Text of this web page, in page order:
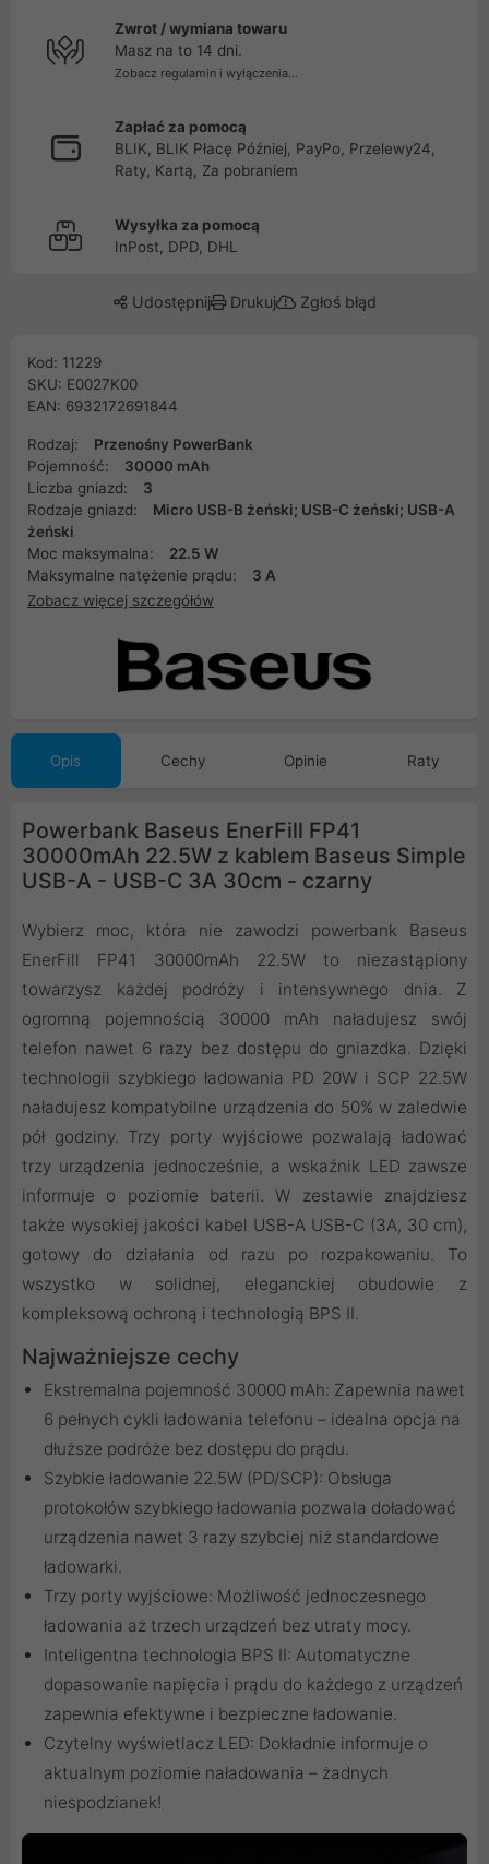
Zwrot / wymiana towaru
Masz na to 14 dni.
Zobacz regulamin i wyłączenia...
Zapłać za pomocą
BLIK, BLIK Płacę Później, PayPo, Przelewy24,
Raty, Kartą, Za pobraniem
Wysyłka za pomocą
InPost, DPD, DHL
Udostępnij Drukuj Zgłoś błąd
Kod: 11229
SKU: E0027K00
EAN: 6932172691844
Rodzaj:
Przenośny PowerBank
Pojemność:
30000 mAh
Liczba gniazd:
3
Rodzaje gniazd:
Micro USB-B żeński; USB-C żeński; USB-A
żeński
Moc maksymalna:
22.5 W
Maksymalne natężenie prądu:
3 A
Zobacz więcej szczegółów
Opis Cechy Opinie Raty
Powerbank Baseus EnerFill FP41
30000mAh 22.5W z kablem Baseus Simple
USB-A - USB-C 3A 30cm - czarny
Wybierz moc, która nie zawodzi powerbank Baseus
EnerFill FP41 30000mAh 22.5W to niezastąpiony
towarzysz każdej podróży i intensywnego dnia. Z
ogromną pojemnością 30000 mAh naładujesz swój
telefon nawet 6 razy bez dostępu do gniazdka. Dzięki
technologii szybkiego ładowania PD 20W i SCP 22.5W
naładujesz kompatybilne urządzenia do 50% w zaledwie
pół godziny. Trzy porty wyjściowe pozwalają ładować
trzy urządzenia jednocześnie, a wskaźnik LED zawsze
informuje o poziomie baterii. W zestawie znajdziesz
także wysokiej jakości kabel USB-A USB-C (3A, 30 cm),
gotowy do działania od razu po rozpakowaniu. To
wszystko w solidnej, eleganckiej obudowie z
kompleksową ochroną i technologią BPS II.
Najważniejsze cechy
Ekstremalna pojemność 30000 mAh: Zapewnia nawet
6 pełnych cykli ładowania telefonu – idealna opcja na
dłuższe podróże bez dostępu do prądu.
Szybkie ładowanie 22.5W (PD/SCP): Obsługa
protokołów szybkiego ładowania pozwala doładować
urządzenia nawet 3 razy szybciej niż standardowe
ładowarki.
Trzy porty wyjściowe: Możliwość jednoczesnego
ładowania aż trzech urządzeń bez utraty mocy.
Inteligentna technologia BPS II: Automatyczne
dopasowanie napięcia i prądu do każdego z urządzeń
zapewnia efektywne i bezpieczne ładowanie.
Czytelny wyświetlacz LED: Dokładnie informuje o
aktualnym poziomie naładowania – żadnych
niespodzianek!